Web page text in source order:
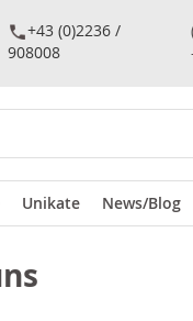
+43 (0)2236 /
908008
Unikate News/Blog